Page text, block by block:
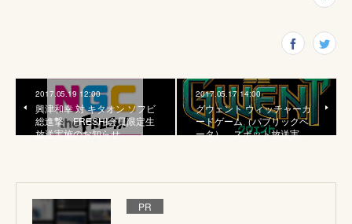
2017.05.19 12:00
興津和幸 対 キタオン ソフビ
総進撃 FRESH!会員限定生
放送実施のお知らせ
2017.05.17 14:00
グウェント ウィッチャーカ
ードゲーム（パブリックベ
ータ） スポット放送実…
PR